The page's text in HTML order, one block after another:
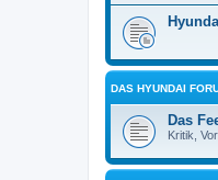
DAS HYUNDAI
Das
Kritik,